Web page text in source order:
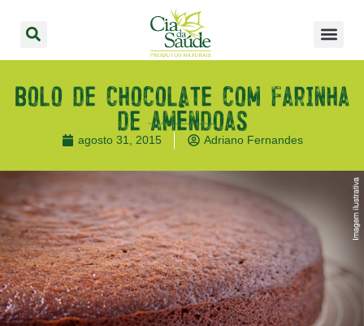
Bolo de chocolate com farinha
de amêndoas
agosto 31, 2015 Adriano Fernandes